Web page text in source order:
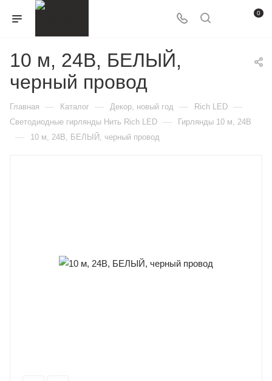
0
10 м, 24В, БЕЛЫЙ,
черный провод
Главная — Каталог — Декор, новый год — Rich LED —
Светодиодные гирлянды Нить Rich LED — Гирлянды 10 м, 24В
— 10 м, 24В, БЕЛЫЙ, черный провод